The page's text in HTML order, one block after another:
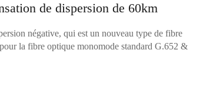
de dispersion de 60km
négative, qui est un nouveau type de fibre
la fibre optique monomode standard G.652 &